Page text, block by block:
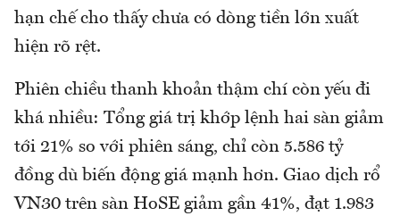
hạn chế cho thấy chưa có dòng tiền lớn xuất
hiện rõ rệt.
Phiên chiều thanh khoản thậm chí còn yếu đi
khá nhiều: Tổng giá trị khớp lệnh hai sàn giảm
tới 21% so với phiên sáng, chỉ còn 5.586 tỷ
đồng dù biến động giá mạnh hơn. Giao dịch rổ
VN30 trên sàn HoSE giảm gần 41%, đạt 1.983